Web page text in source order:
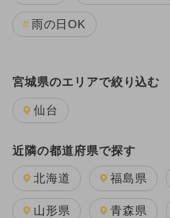
雨の日OK
キャラクター 夏休
2025年11月のイベント
2024年7月のイベント
2025年8月のイベント
宮城県のエリアで絞り込む
仙台
近隣の都道府県で探す
北海道 福島県
山形県 青森県